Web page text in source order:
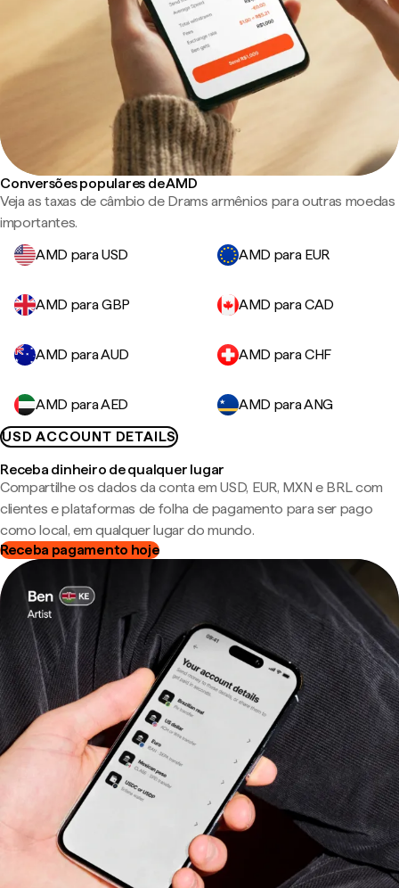
Conversões populares de AMD
Veja as taxas de câmbio de Drams armênios para outras moedas
importantes.
AMD para USD
AMD para EUR
AMD para GBP AMD para CAD
AMD para AUD AMD para CHF
AMD para AED
AMD para ANG
USD ACCOUNT DETAILS
Receba dinheiro de qualquer lugar
Compartilhe os dados da conta em USD, EUR, MXN e BRL com
clientes e plataformas de folha de pagamento para ser pago
como local, em qualquer lugar do mundo.
Receba pagamento hoje